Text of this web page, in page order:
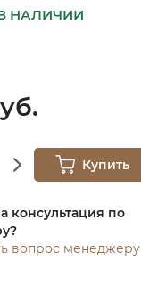
НАЛИЧИИ
Купить
консультация по
вопрос менеджеру